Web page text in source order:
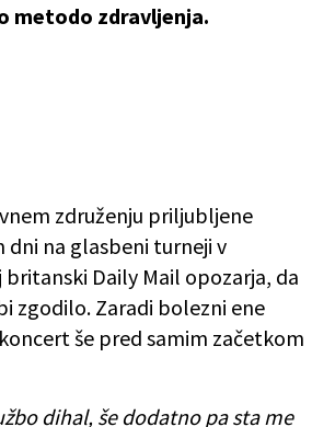
metodo zdravljenja.
združenju priljubljene
na glasbeni turneji v
Daily Mail opozarja, da
zgodilo. Zaradi bolezni ene
še pred samim začetkom
dihal, še dodatno pa sta me